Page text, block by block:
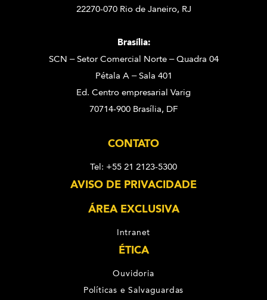
22270-070 Rio de Janeiro, RJ
Brasília:
SCN – Setor Comercial Norte – Quadra 04
Pétala A – Sala 401
Ed. Centro empresarial Varig
70714-900 Brasília, DF
CONTATO
Tel: +55 21 2123-5300
AVISO DE PRIVACIDADE
ÁREA EXCLUSIVA
Intranet
ÉTICA
Ouvidoria
Políticas e Salvaguardas